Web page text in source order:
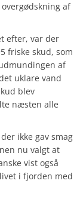
af
efter, var der
friske skud, som
af
uklare vand
blev
næsten alle
ikke gav smag
nu valgt at
vist også
i fjorden med